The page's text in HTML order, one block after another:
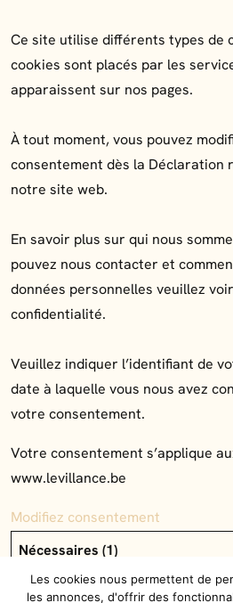
Ce site utilise différents types de
cookies sont placés par les
apparaissent sur nos pages.
À tout moment, vous pouvez
consentement dès la Déclaration
notre site web.
En savoir plus sur qui nous
pouvez nous contacter et
données personnelles veuillez
confidentialité.
Veuillez indiquer l’identifiant de
date à laquelle vous nous avez
votre consentement.
Votre consentement s’applique
www.levillance.be
Modifiez consentement
Nécessaires (1)
Les cookies nécessaires
Les cookies nous permettent de
les annonces, d'offrir des